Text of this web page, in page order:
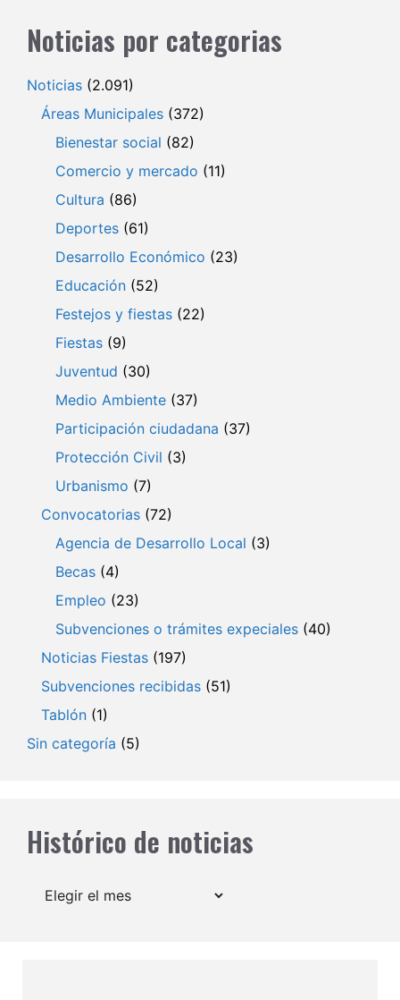
Noticias por categorias
Noticias (2.091)
Áreas Municipales (372)
Bienestar social (82)
Comercio y mercado (11)
Cultura (86)
Deportes (61)
Desarrollo Económico (23)
Educación (52)
Festejos y fiestas (22)
Fiestas (9)
Juventud (30)
Medio Ambiente (37)
Participación ciudadana (37)
Protección Civil (3)
Urbanismo (7)
Convocatorias (72)
Agencia de Desarrollo Local (3)
Becas (4)
Empleo (23)
Subvenciones o trámites expeciales (40)
Noticias Fiestas (197)
Subvenciones recibidas (51)
Tablón (1)
Sin categoría (5)
Histórico de noticias